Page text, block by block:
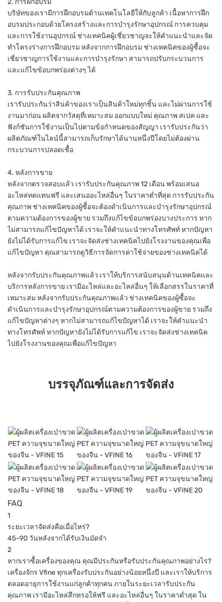
2. การฝึกอบรม
บริษัทของเรามีการฝึกอบรมด้านเทคโนโลยีให้กับลูกค้า เนื้อหาการฝึก
อบรมประกอบด้วยโครงสร้างและการบำรุงรักษาอุปกรณ์ การควบคุม
และการใช้งานอุปกรณ์ ช่างเทคนิคผู้เชี่ยวชาญจะให้คำแนะนำและจัด
ทำโครงร่างการฝึกอบรม หลังจากการฝึกอบรม ช่างเทคนิคของผู้ซื้อจะ
เชี่ยวชาญการใช้งานและการบำรุงรักษา สามารถปรับกระบวนการ
และแก้ไขข้อบกพร่องต่างๆ ได้
3. การรับประกันคุณภาพ
เรารับประกันว่าสินค้าของเราเป็นสินค้าใหม่ทุกชิ้น และไม่ผ่านการใช้
งานมาก่อน ผลิตจากวัสดุที่เหมาะสม ออกแบบใหม่ คุณภาพ สเปค และ
ฟังก์ชันการใช้งานเป็นไปตามข้อกำหนดของสัญญา เรารับประกันว่า
ผลิตภัณฑ์ในไลน์นี้สามารถเก็บรักษาได้นานหนึ่งปีโดยไม่ต้องผ่าน
กระบวนการปลอดเชื้อ
4. หลังการขาย
หลังจากตรวจสอบแล้ว เรารับประกันคุณภาพ 12 เดือน พร้อมเสนอ
อะไหล่ทดแทนฟรี และเสนออะไหล่อื่นๆ ในราคาต่ำที่สุด การรับประกัน
คุณภาพ ช่างเทคนิคของผู้ซื้อจะต้องดำเนินการและบำรุงรักษาอุปกรณ์
ตามความต้องการของผู้ขาย รวมถึงแก้ไขข้อบกพร่องบางประการ หาก
ไม่สามารถแก้ไขปัญหาได้ เราจะให้คำแนะนำทางโทรศัพท์ หากปัญหา
ยังไม่ได้รับการแก้ไข เราจะจัดส่งช่างเทคนิคไปยังโรงงานของคุณเพื่อ
แก้ไขปัญหา คุณสามารถดูวิธีการจัดการค่าใช้จ่ายของช่างเทคนิคได้
หลังจากรับประกันคุณภาพแล้ว เราให้บริการสนับสนุนด้านเทคนิคและ
บริการหลังการขาย เรามีอะไหล่และอะไหล่อื่นๆ ให้เลือกสรรในราคาที่
เหมาะสม หลังจากรับประกันคุณภาพแล้ว ช่างเทคนิคของผู้ซื้อจะ
ดำเนินการและบำรุงรักษาอุปกรณ์ตามความต้องการของผู้ขาย รวมถึง
แก้ไขปัญหาต่างๆ หากไม่สามารถแก้ไขปัญหาได้ เราจะให้คำแนะนำ
ทางโทรศัพท์ หากปัญหายังไม่ได้รับการแก้ไข เราจะจัดส่งช่างเทคนิค
ไปยังโรงงานของคุณเพื่อแก้ไขปัญหา
บรรจุภัณฑ์และการจัดส่ง
FAQ
1
ระยะเวลาจัดส่งคือเมื่อไหร่?
45-90 วันหลังจากได้รับเงินมัดจำ
2
หากเราซื้อเครื่องของคุณ คุณมีประกันหรือรับประกันคุณภาพอย่างไร?
เครื่องจักร Vfine ทุกเครื่องรับประกันอย่างน้อยหนึ่งปี และเราให้บริการ
ตลอดอายุการใช้งานแก่ลูกค้าทุกคน ภายในระยะเวลารับประกัน
คุณภาพ เรามีอะไหล่สึกหรอให้ฟรี และอะไหล่อื่นๆ ในราคาต่ำสุด ใน